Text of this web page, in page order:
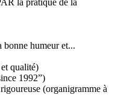
bonne humeur et...
qualité)
1992”)
(organigramme à